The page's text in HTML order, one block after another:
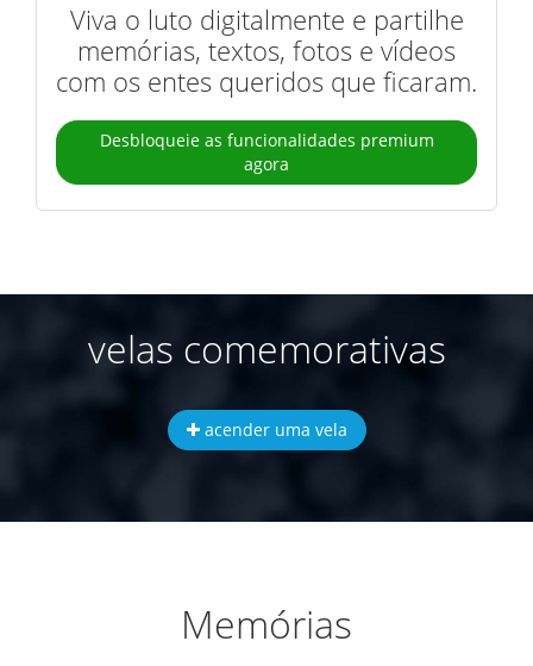
Viva o luto digitalmente e partilhe
memórias, textos, fotos e vídeos
com os entes queridos que ficaram.
Desbloqueie as funcionalidades premium
agora
velas comemorativas
acender uma vela
Memórias